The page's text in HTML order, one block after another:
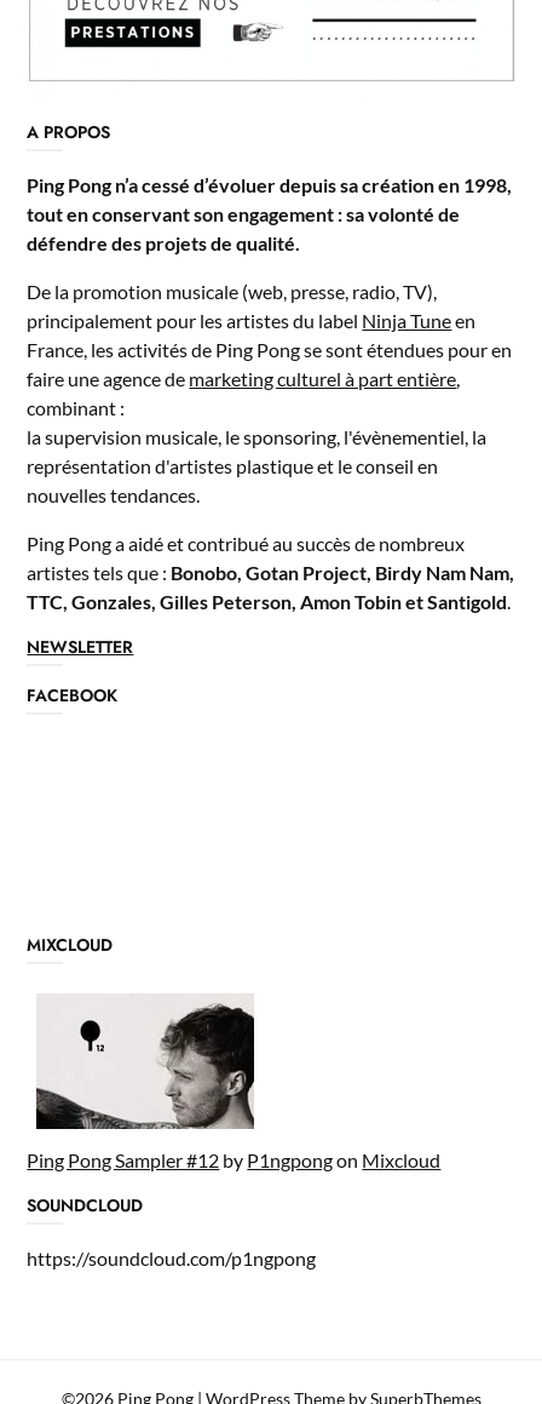
A PROPOS
Ping Pong n’a cessé d’évoluer depuis sa création en 1998,
tout en conservant son engagement : sa volonté de
défendre des projets de qualité.
De la promotion musicale (web, presse, radio, TV),
principalement pour les artistes du label Ninja Tuneen
France, les activités de Ping Pong se sont étendues pour en
faire une agence de marketing culturel à part entière
combinant :
la supervision musicale, le sponsoring, l'évènementiel, la
représentation d'artistes plastique et le conseil en
nouvelles tendances.
Ping Pong a aidé et contribué au succès de nombreux
artistes tels que : Bonobo, Gotan Project, Birdy Nam Nam,
TTC, Gonzales, Gilles Peterson, Amon Tobin et Santigold
NEWSLETTER
FACEBOOK
MIXCLOUD
Ping Pong Sampler #12 by P1ngpongon Mixcloud
SOUNDCLOUD
https://soundcloud.com/p1ngpong
©2026 Ping Pong | WordPress Theme bySuperbThemes